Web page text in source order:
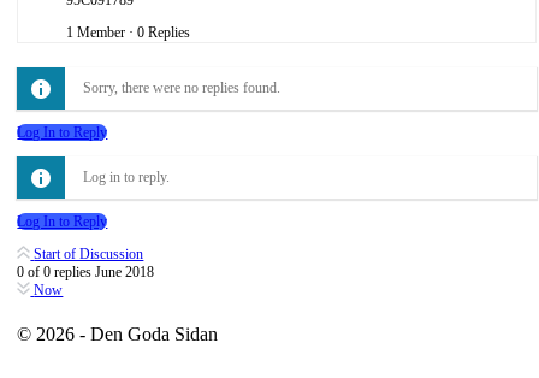
1 Member · 0 Replies
Sorry, there were no replies found.
Log In to Reply
Log in to reply.
Log In to Reply
Start of Discussion
0 of0 repliesJune 2018
Now
© 2026 - Den Goda Sidan